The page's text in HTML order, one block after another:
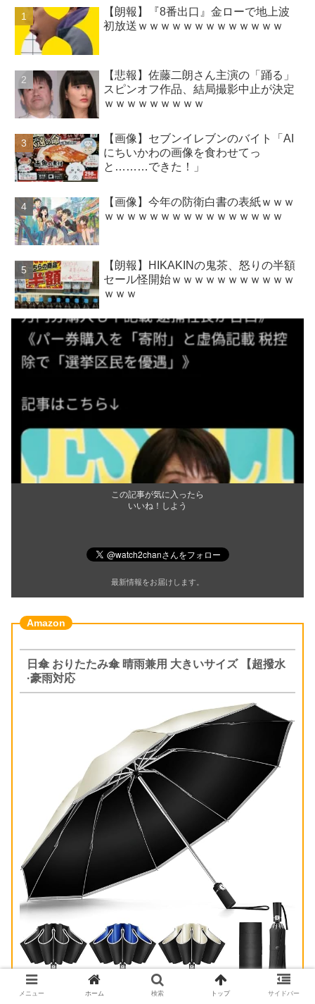
【朗報】『8番出口』金ローで地上波
初放送ｗｗｗｗｗｗｗｗｗｗｗｗｗ
【悲報】佐藤二朗さん主演の「踊る」
スピンオフ作品、結局撮影中止が決定
ｗｗｗｗｗｗｗｗｗ
【画像】セブンイレブンのバイト「AI
にちいかわの画像を食わせてっ
と………できた！」
【画像】今年の防衛白書の表紙ｗｗｗ
ｗｗｗｗｗｗｗｗｗｗｗｗｗｗｗｗ
【朗報】HIKAKINの鬼茶、怒りの半額
セール怪開始ｗｗｗｗｗｗｗｗｗｗｗ
ｗｗｗ
この記事が気に入ったら
いいね！しよう
最新情報をお届けします。
日傘 おりたたみ傘 晴雨兼用 大きいサイズ 【超撥水
·豪雨対応
＝＞Amazonで買う👆
メニュー ホーム 検索 トップ サイドバー